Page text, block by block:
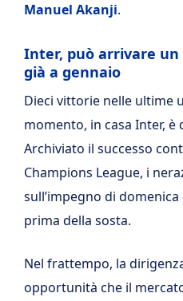
Manuel Akanji.
Inter, può arrivare un
già a gennaio
Dieci vittorie nelle ultime
momento, in casa Inter, è
Archiviato il successo
Champions League, i
sull’impegno di domenica
prima della sosta.
Nel frattempo, la
opportunità che il